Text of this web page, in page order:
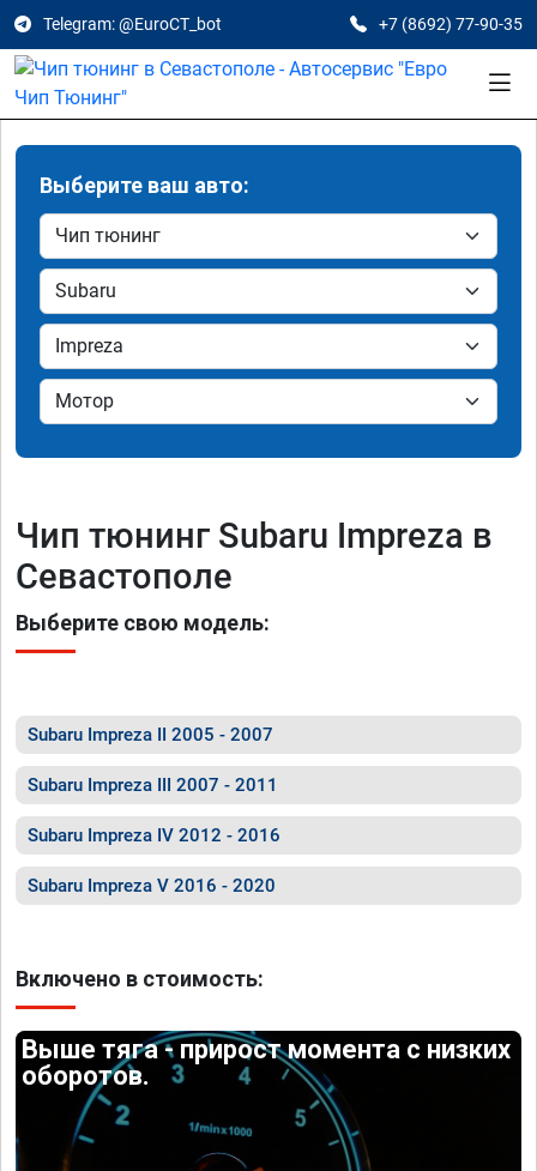
Telegram: @EuroCT_bot +7 (8692) 77-90-35
Выберите ваш авто:
Чип тюнинг Subaru Impreza в
Севастополе
Выберите свою модель:
Subaru Impreza II 2005 - 2007
Subaru Impreza III 2007 - 2011
Subaru Impreza IV 2012 - 2016
Subaru Impreza V 2016 - 2020
Включено в стоимость:
Выше тяга - прирост момента с низких
оборотов.